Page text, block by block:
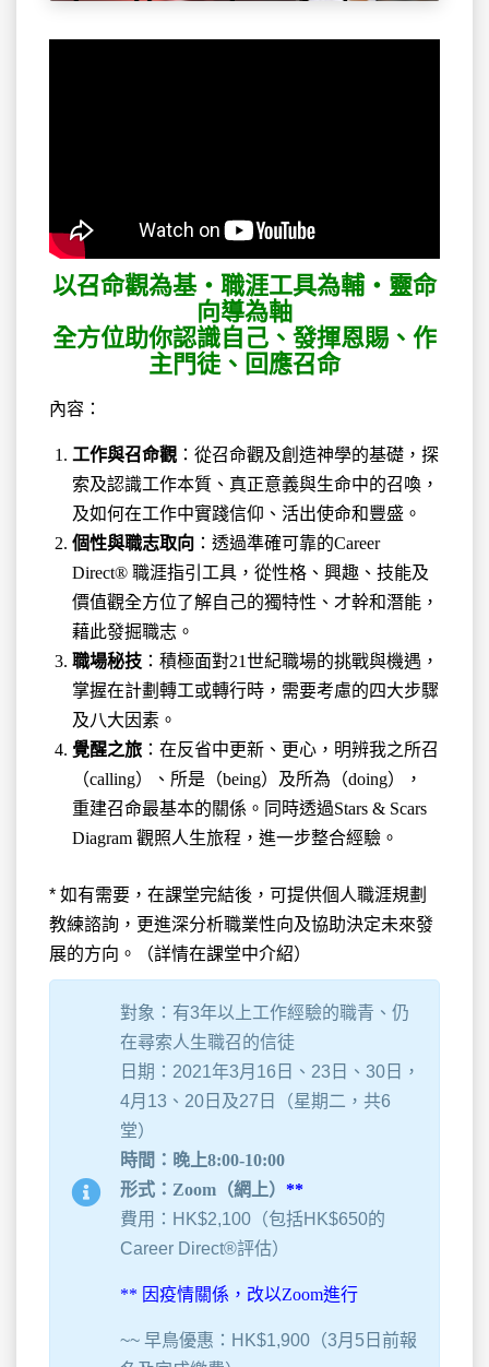
以召命觀為基‧職涯工具為輔‧靈命
向導為軸
全方位助你認識自己、發揮恩賜、作
主門徒、回應召命
內容：
工作與召命觀 ：從召命觀及創造神學的基礎，探
索及認識工作本質、真正意義與生命中的召喚，
及如何在工作中實踐信仰、活出使命和豐盛。
個性與職志取向 ：透過準確可靠的Career
Direct® 職涯指引工具，從性格、興趣、技能及
價值觀全方位了解自己的獨特性、才幹和潛能，
藉此發掘職志。
職場秘技 ：積極面對21世紀職場的挑戰與機遇，
掌握在計劃轉工或轉行時，需要考慮的四大步驟
及八大因素。
覺醒之旅 ：在反省中更新、更心，明辨我之所召
（calling）、所是（being）及所為（doing），
重建召命最基本的關係。同時透過Stars & Scars
Diagram觀照人生旅程，進一步整合經驗。
* 如有需要，在課堂完結後，可提供個人職涯規劃
教練諮詢，更進深分析職業性向及協助決定未來發
展的方向。（詳情在課堂中介紹）
對象：有3年以上工作經驗的職青、仍
在尋索人生職召的信徒
日期：2021年3月16日、23日、30日，
4月13、20日及27日（星期二，共6
堂）
時間：晚上8:00-10:00
形式：Zoom（網上） **
費用：HK$2,100（包括HK$650的
Career Direct®評估）
** 因疫情關係，改以Zoom進行
~~ 早鳥優惠：HK$1,900（3月5日前報